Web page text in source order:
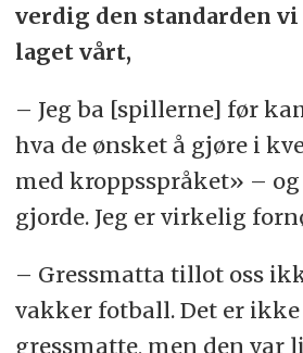
verdig den standarden
laget vårt,
– Jeg ba [spillerne] før
hva de ønsket å gjøre i
med kroppsspråket» – og
gjorde. Jeg er virkelig
– Gressmatta tillot oss
vakker fotball. Det er
gressmatte, men den var